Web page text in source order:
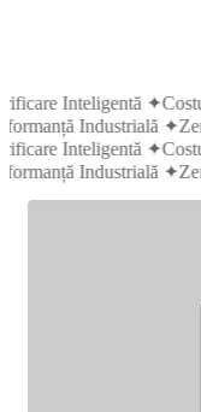
Inteligentă ✦
Industrială ✦
Inteligentă ✦
Industrială ✦